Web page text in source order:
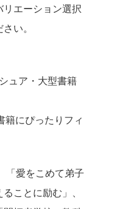
エーション選択
い。
ュア・大型書籍
籍にぴったりフィ
「愛をこめて弟子
ことに励む」、